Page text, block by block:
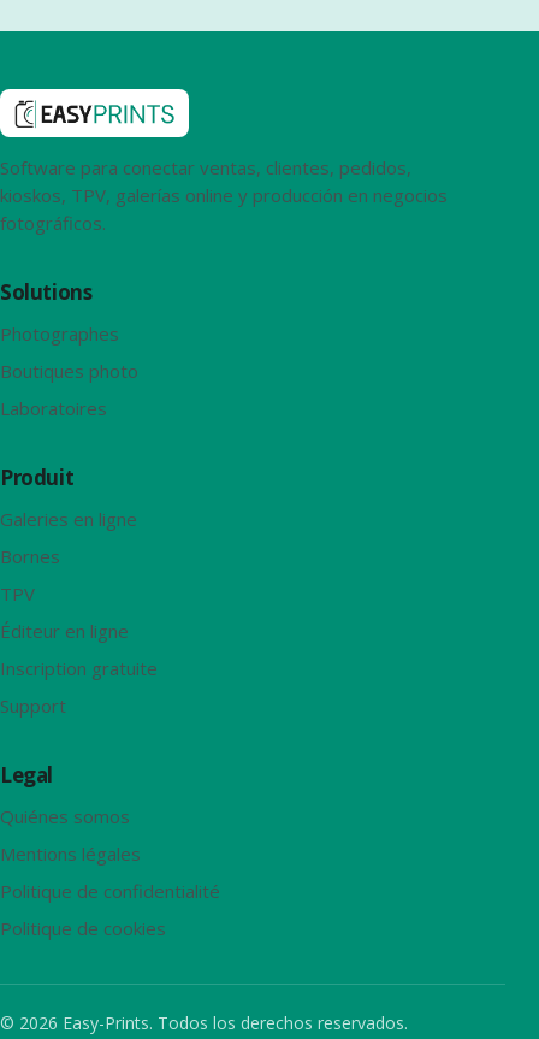
Software para conectar ventas, clientes, pedidos,
kioskos, TPV, galerías online y producción en negocios
fotográficos.
Solutions
Photographes
Boutiques photo
Laboratoires
Produit
Galeries en ligne
Bornes
TPV
Éditeur en ligne
Inscription gratuite
Support
Legal
Quiénes somos
Mentions légales
Politique de confidentialité
Politique de cookies
© 2026 Easy-Prints. Todos los derechos reservados.